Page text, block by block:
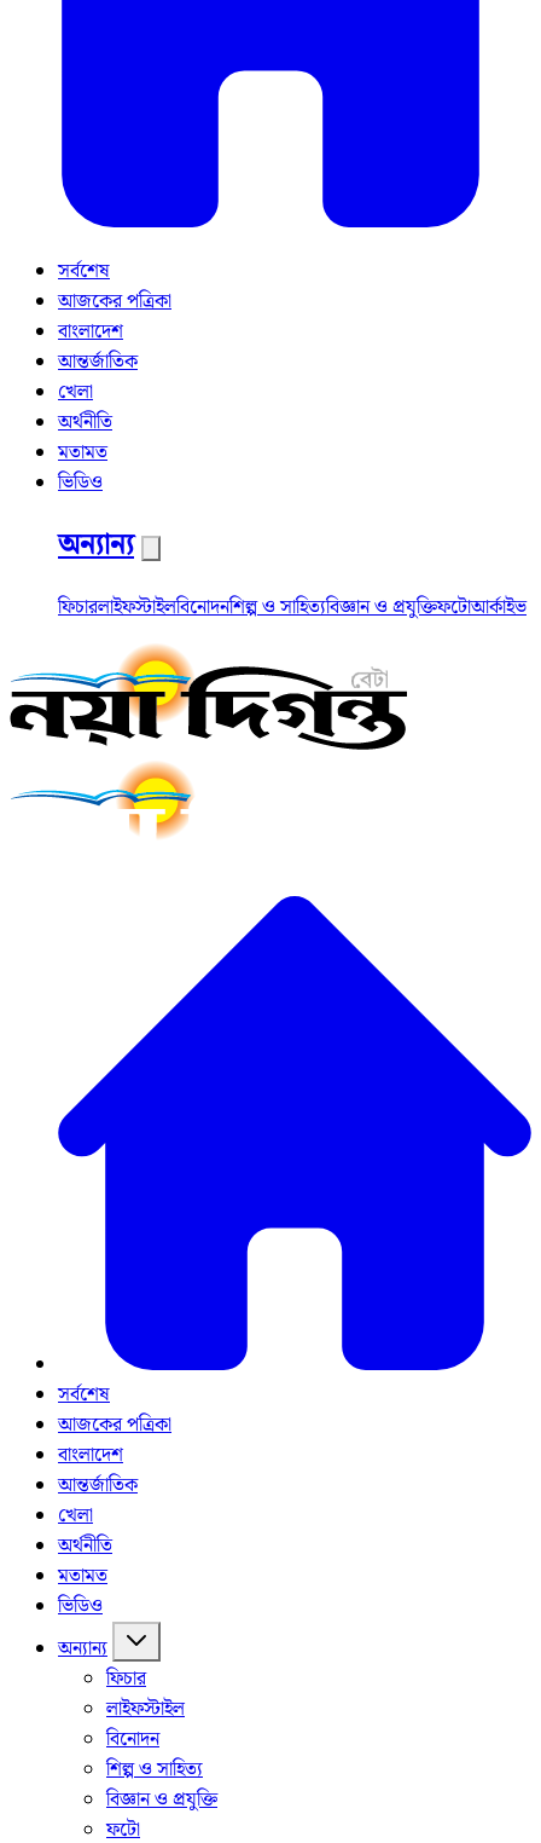
সর্বশেষ
আজকের পত্রিকা
বাংলাদেশ
আন্তর্জাতিক
খেলা
অর্থনীতি
মতামত
ভিডিও
অন্যান্য
ফিচারলাইফস্টাইলবিনোদনশিল্প ও সাহিত্যবিজ্ঞান ও প্রযুক্তিফটোআর্কাইভ
সর্বশেষ
আজকের পত্রিকা
বাংলাদেশ
আন্তর্জাতিক
খেলা
অর্থনীতি
মতামত
ভিডিও
অন্যান্য
ফিচার
লাইফস্টাইল
বিনোদন
শিল্প ও সাহিত্য
বিজ্ঞান ও প্রযুক্তি
ফটো